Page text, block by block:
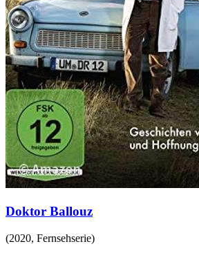
Doktor Ballouz
(2020, Fernsehserie)